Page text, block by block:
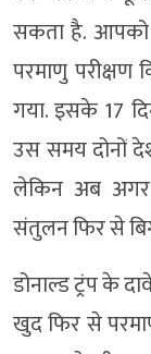
सकता है. आपको
परमाणु परीक्षण
गया. इसके 17
उस समय दोनों
लेकिन अब अगर
संतुलन फिर से
डोनाल्ड ट्रंप के
खुद फिर से